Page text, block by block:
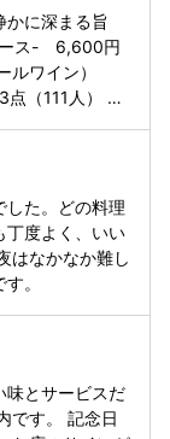
もまた外見に
味わいで長い
パラのイン パ
柔らかいアス
次は別の時期
かに深まる旨
ルワイン）
空間で、アン
しています。気
える落ち着き
した。 料理は
カが印象的で
トの青い香り
菜の軽やかさ
インのエゾジカ
て赤身の力強
した。どの料理
丁度よく、いい
。
味とサービスだ
です。 記念日